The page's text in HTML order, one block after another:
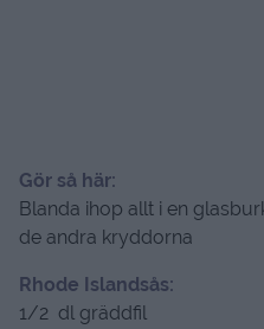
Gör så här:
Blanda ihop allt i en
de andra kryddorna
Rhode Islandsås:
1/2 dl gräddfil